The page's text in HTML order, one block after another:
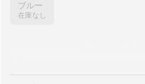
ブルー
在庫なし